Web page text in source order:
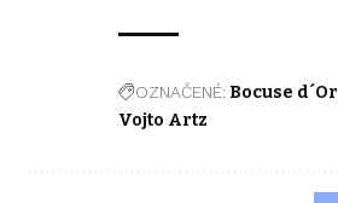
OZNAČENÉ: Bocuse d´Or
Vojto Artz